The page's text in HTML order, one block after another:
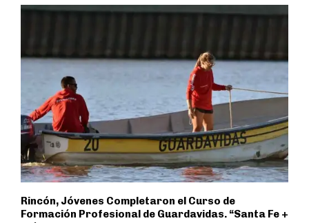
Rincón, Jóvenes Completaron el Curso de
Formación Profesional de Guardavidas. “Santa Fe +